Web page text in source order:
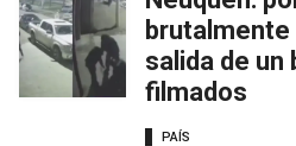
brutalmente
salida de un
filmados
PAÍS